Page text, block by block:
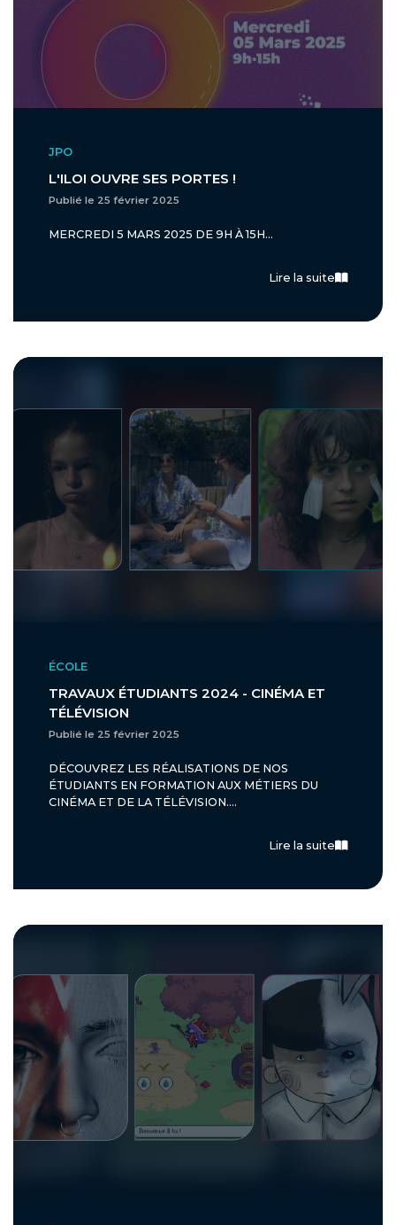
JPO
L'ILOI OUVRE SES PORTES !
Publié le 25 février 2025
MERCREDI 5 MARS 2025 DE 9H À 15H...
Lire la suite
ÉCOLE
TRAVAUX ÉTUDIANTS 2024 - CINÉMA ET
TÉLÉVISION
Publié le 25 février 2025
DÉCOUVREZ LES RÉALISATIONS DE NOS
ÉTUDIANTS EN FORMATION AUX MÉTIERS DU
CINÉMA ET DE LA TÉLÉVISION....
Lire la suite